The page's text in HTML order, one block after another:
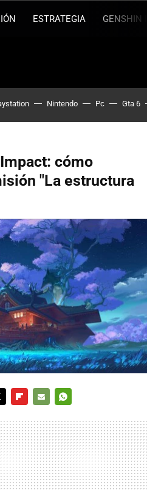
ESTRATEGIA GENSHIN
Nintendo Pc Gta 6
cómo
"La estructura
MAIL